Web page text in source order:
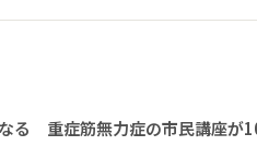
る 重症筋無力症の市民講座が